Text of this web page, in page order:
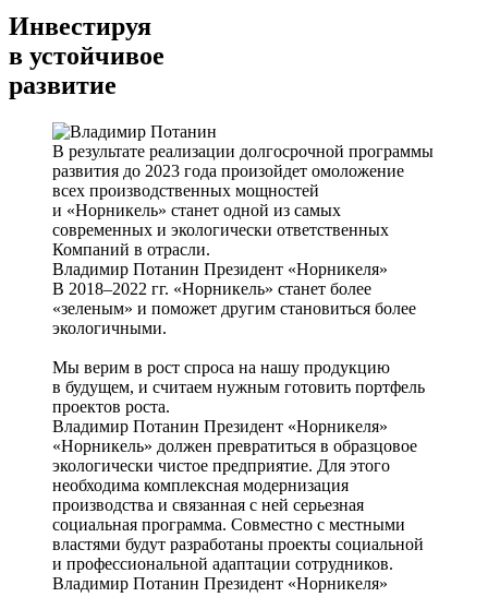
Инвестируя
в устойчивое
развитие
В результате реализации долгосрочной программы
развития до 2023 года произойдет омоложение
всех производственных мощностей
и «Норникель» станет одной из самых
современных и экологически ответственных
Компаний в отрасли.
Владимир Потанин Президент «Норникеля»
В 2018–2022 гг. «Норникель» станет более
«зеленым» и поможет другим становиться более
экологичными.
Мы верим в рост спроса на нашу продукцию
в будущем, и считаем нужным готовить портфель
проектов роста.
Владимир Потанин Президент «Норникеля»
«Норникель» должен превратиться в образцовое
экологически чистое предприятие. Для этого
необходима комплексная модернизация
производства и связанная с ней серьезная
социальная программа. Совместно с местными
властями будут разработаны проекты социальной
и профессиональной адаптации сотрудников.
Владимир Потанин Президент «Норникеля»